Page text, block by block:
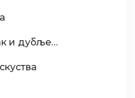
и дубље…